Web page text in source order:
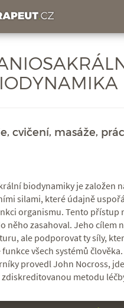
cvičení, masáže,
biodynamiky je založen
silami, které údajně
organismu. Tento přístup
něho zasahoval. Jeho cílem
ale podporovat ty síly,
všech systémů
provedl John Nocross, jde
metodu